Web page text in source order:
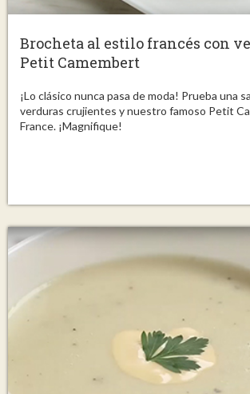
Brocheta al estilo francés con
Petit Camembert
¡Lo clásico nunca pasa de moda! Prueba una
verduras crujientes y nuestro famoso Petit
France. ¡Magnifique!